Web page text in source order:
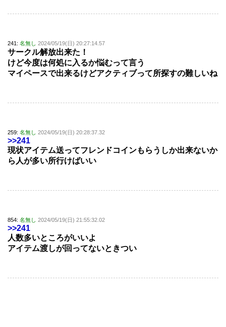
241: 名無し 2024/05/19(日) 20:27:14.57
サークル解放出来た！
けど今度は何処に入るか悩むって言う
マイペースで出来るけどアクティブって所探すの難しいね
259: 名無し 2024/05/19(日) 20:28:37.32
>>241
現状アイテム送ってフレンドコインもらうしか出来ないか
ら人が多い所行けばいい
854: 名無し 2024/05/19(日) 21:55:32.02
>>241
人数多いところがいいよ
アイテム渡しが回ってないときつい